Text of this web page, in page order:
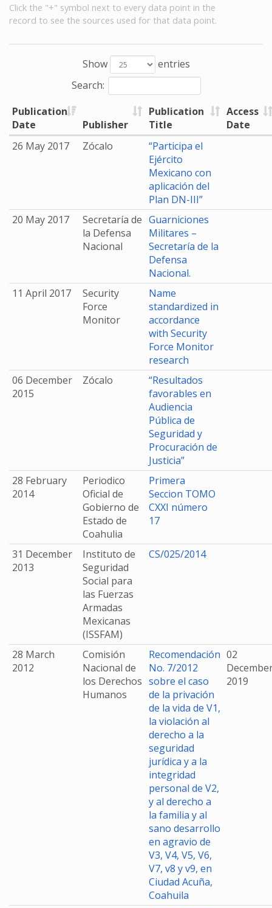
Click the "+" symbol next to every data point in the
record to see the sources used for that data point.
Show
entries
Search:
Publication
Date
Publisher
Publication
Title
Access
Date
26 May 2017
Zócalo
“Participa el
Ejército
Mexicano con
aplicación del
Plan DN-III”
20 May 2017
Secretaría de
la Defensa
Nacional
Guarniciones
Militares –
Secretaría de la
Defensa
Nacional.
11 April 2017
Security
Force
Monitor
Name
standardized in
accordance
with Security
Force Monitor
research
06 December
2015
Zócalo
“Resultados
favorables en
Audiencia
Pública de
Seguridad y
Procuración de
Justicia”
28 February
2014
Periodico
Oficial de
Gobierno de
Estado de
Coahulia
Primera
Seccion TOMO
CXXI número
17
31 December
2013
Instituto de
Seguridad
Social para
las Fuerzas
Armadas
Mexicanas
(ISSFAM)
CS/025/2014
28 March
2012
Comisión
Nacional de
los Derechos
Humanos
Recomendación
No. 7/2012
sobre el caso
de la privación
de la vida de V1,
la violación al
derecho a la
seguridad
jurídica y a la
integridad
personal de V2,
y al derecho a
la familia y al
sano desarrollo
en agravio de
V3, V4, V5, V6,
V7, v8 y v9, en
Ciudad Acuña,
Coahuila
02
2019